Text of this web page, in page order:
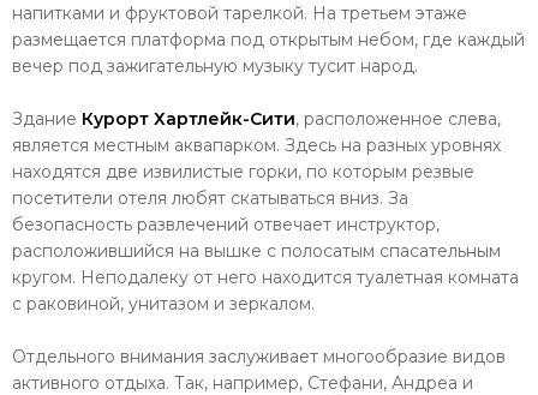
напитками и фруктовой тарелкой. На третьем этаже
размещается платформа под открытым небом, где каждый
вечер под зажигательную музыку тусит народ.
Здание Курорт Хартлейк-Сити, расположенное слева,
является местным аквапарком. Здесь на разных уровнях
находятся две извилистые горки, по которым резвые
посетители отеля любят скатываться вниз. За
безопасность развлечений отвечает инструктор,
расположившийся на вышке с полосатым спасательным
кругом. Неподалеку от него находится туалетная комната
с раковиной, унитазом и зеркалом.
Отдельного внимания заслуживает многообразие видов
активного отдыха. Так, например, Стефани, Андреа и